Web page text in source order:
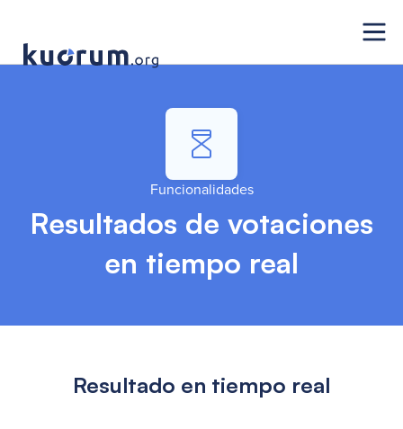
Funcionalidades
Resultados de votaciones
en tiempo real
Resultado en tiempo real